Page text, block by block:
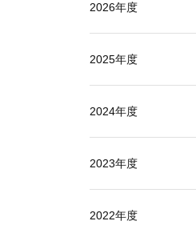
2026年度
2025年度
2024年度
2023年度
2022年度